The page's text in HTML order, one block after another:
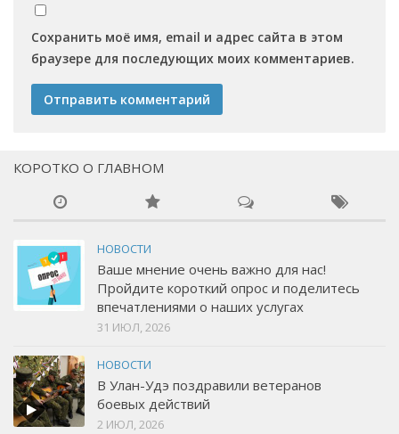
Сохранить моё имя, email и адрес сайта в этом
браузере для последующих моих комментариев.
КОРОТКО О ГЛАВНОМ
НОВОСТИ
Ваше мнение очень важно для нас!
Пройдите короткий опрос и поделитесь
впечатлениями о наших услугах
31 ИЮЛ, 2026
НОВОСТИ
В Улан-Удэ поздравили ветеранов
боевых действий
2 ИЮЛ, 2026